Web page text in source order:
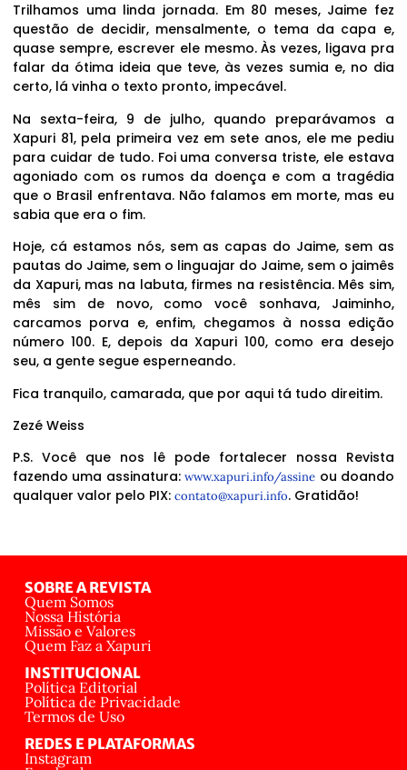
Trilhamos uma linda jornada. Em 80 meses, Jaime fez
questão de decidir, mensalmente, o tema da capa e,
quase sempre, escrever ele mesmo. Às vezes, ligava pra
falar da ótima ideia que teve, às vezes sumia e, no dia
certo, lá vinha o texto pronto, impecável.
Na sexta-feira, 9 de julho, quando preparávamos a
Xapuri 81, pela primeira vez em sete anos, ele me pediu
para cuidar de tudo. Foi uma conversa triste, ele estava
agoniado com os rumos da doença e com a tragédia
que o Brasil enfrentava. Não falamos em morte, mas eu
sabia que era o fim.
Hoje, cá estamos nós, sem as capas do Jaime, sem as
pautas do Jaime, sem o linguajar do Jaime, sem o jaimês
da Xapuri, mas na labuta, firmes na resistência. Mês sim,
mês sim de novo, como você sonhava, Jaiminho,
carcamos porva e, enfim, chegamos à nossa edição
número 100. E, depois da Xapuri 100, como era desejo
seu, a gente segue esperneando.
Fica tranquilo, camarada, que por aqui tá tudo direitim.
Zezé Weiss
P.S. Você que nos lê pode fortalecer nossa Revista
fazendo uma assinatura:www.xapuri.info/assine ou doando
qualquer valor pelo PIX: contato@xapuri.info. Gratidão!
SOBRE A REVISTA
Quem Somos
Nossa História
Missão e Valores
Quem Faz a Xapuri
INSTITUCIONAL
Política Editorial
Política de Privacidade
Termos de Uso
REDES E PLATAFORMAS
Instagram